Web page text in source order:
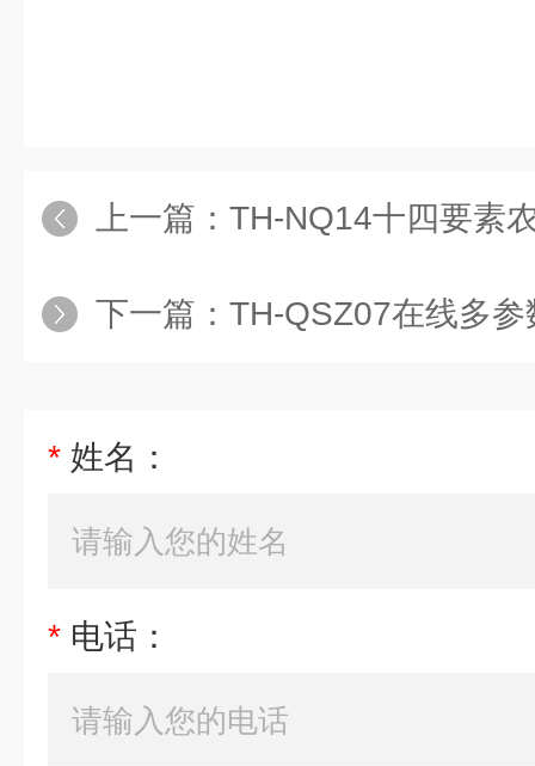
上一篇： TH-NQ14十四要素
下一篇： TH-QSZ07在线多
* 姓名：
* 电话：